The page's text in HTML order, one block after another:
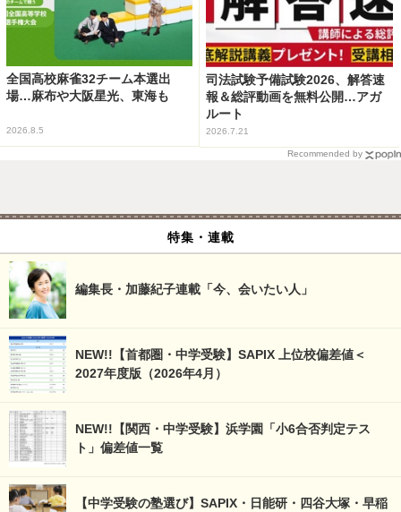
全国高校麻雀32チーム本選出
場…麻布や大阪星光、東海も
2026.8.5
司法試験予備試験2026、解答速
報＆総評動画を無料公開…アガ
ルート
2026.7.21
Recommended by
特集・連載
編集長・加藤紀子連載「今、会いたい人」
NEW!!【首都圏・中学受験】SAPIX 上位校偏差値＜
2027年度版（2026年4月）
NEW!!【関西・中学受験】浜学園「小6合否判定テス
ト」偏差値一覧
【中学受験の塾選び】SAPIX・日能研・四谷大塚・早稲